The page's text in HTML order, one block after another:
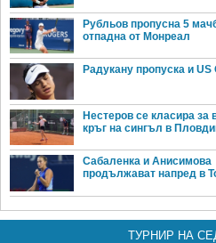
Рубльов пропусна 5
отпадна от Монреал
Радукану пропуска и US
Нестеров се класира за
кръг на сингъл в
Сабаленка и Анисимова
продължават напред в
ТУРНИР НА